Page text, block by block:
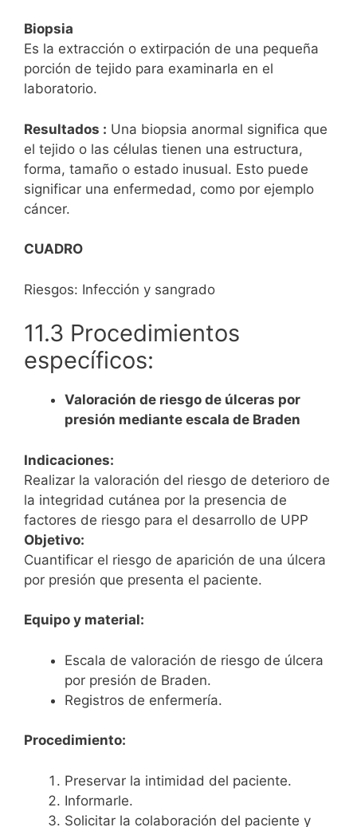
Biopsia
Es la extracción o extirpación de una pequeña
porción de tejido para examinarla en el
laboratorio.
Resultados : Una biopsia anormal significa que
el tejido o las células tienen una estructura,
forma, tamaño o estado inusual. Esto puede
significar una enfermedad, como por ejemplo
cáncer.
CUADRO
Riesgos: Infección y sangrado
11.3 Procedimientos
específicos:
Valoración de riesgo de úlceras por
presión mediante escala de Braden
Indicaciones:
Realizar la valoración del riesgo de deterioro de
la integridad cutánea por la presencia de
factores de riesgo para el desarrollo de UPP
Objetivo:
Cuantificar el riesgo de aparición de una úlcera
por presión que presenta el paciente.
Equipo y material:
Escala de valoración de riesgo de úlcera
por presión de Braden.
Registros de enfermería.
Procedimiento:
Preservar la intimidad del paciente.
Informarle.
Solicitar la colaboración del paciente y